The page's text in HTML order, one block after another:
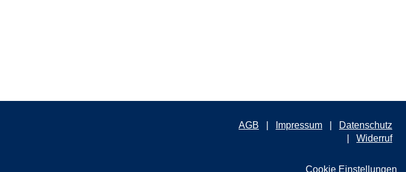
AGB Impressum
Datenschutz
Widerruf
Cookie Einstellungen